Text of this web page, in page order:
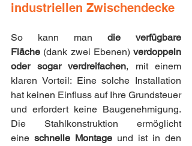
industriellen Zwischendecke
So kann man die verfügbare
Fläche (dank zwei Ebenen) verdoppeln
oder sogar verdreifachen, mit einem
klaren Vorteil: Eine solche Installation
hat keinen Einfluss auf Ihre Grundsteuer
und erfordert keine Baugenehmigung.
Die Stahlkonstruktion ermöglicht
eine schnelle Montage und ist in den